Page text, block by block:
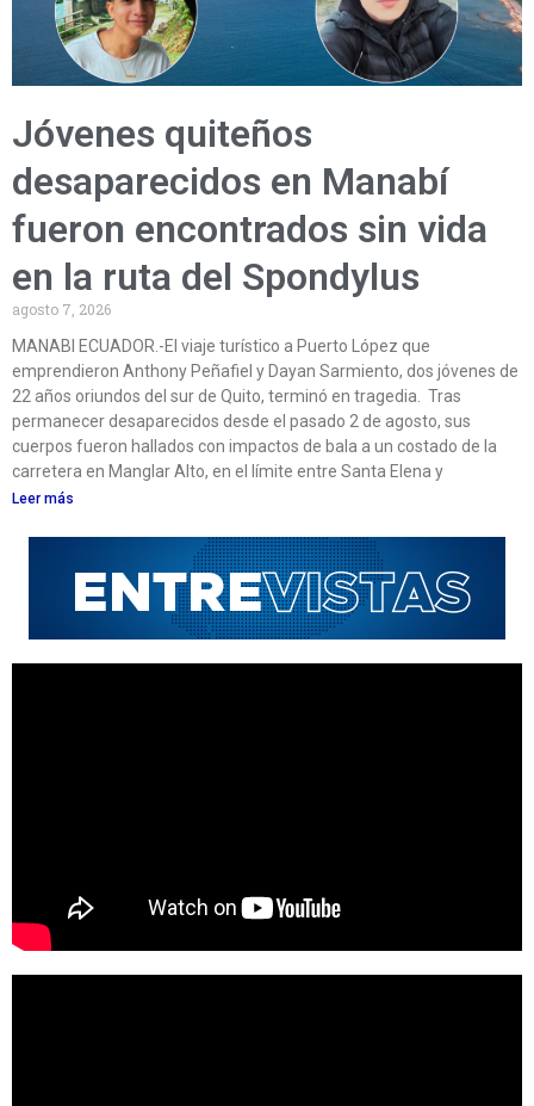
Jóvenes quiteños
desaparecidos en Manabí
fueron encontrados sin vida
en la ruta del Spondylus
agosto 7, 2026
MANABI ECUADOR.-El viaje turístico a Puerto López que
emprendieron Anthony Peñafiel y Dayan Sarmiento, dos jóvenes de
22 años oriundos del sur de Quito, terminó en tragedia. Tras
permanecer desaparecidos desde el pasado 2 de agosto, sus
cuerpos fueron hallados con impactos de bala a un costado de la
carretera en Manglar Alto, en el límite entre Santa Elena y
Leer más